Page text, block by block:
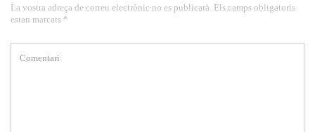
La vostra adreça de correu electrònic no es publicarà. Els camps obligatoris
estan marcats *